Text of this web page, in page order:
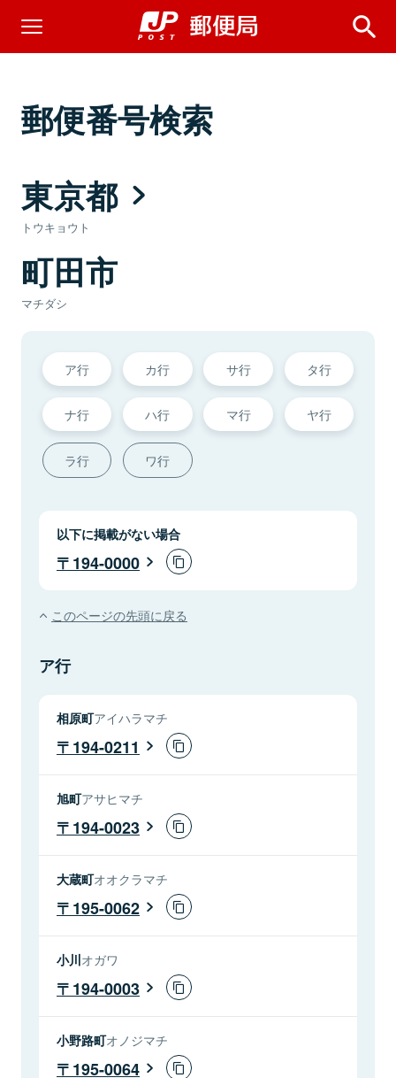
郵便番号検索
東京都
トウキョウト
町田市
マチダシ
ア行 カ行 サ行 タ行
ナ行 ハ行 マ行 ヤ行
ラ行 ワ行
以下に掲載がない場合
194-0000
このページの先頭に戻る
ア行
相原町アイハラマチ
194-0211
旭町アサヒマチ
194-0023
大蔵町オオクラマチ
195-0062
小川オガワ
194-0003
小野路町オノジマチ
195-0064